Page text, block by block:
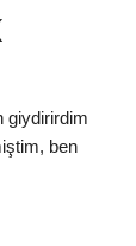
giydirirdim
ben